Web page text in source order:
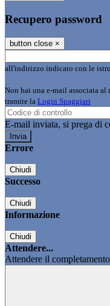
Recupero password
button close ×
all'indirizzo indicato con le
Non hai una e-mail associata al
tramite la Login Spaggiari
E-mail inviata, si prega di
Errore
Chiudi
Successo
Chiudi
Informazione
Chiudi
Attendere...
Attendere il